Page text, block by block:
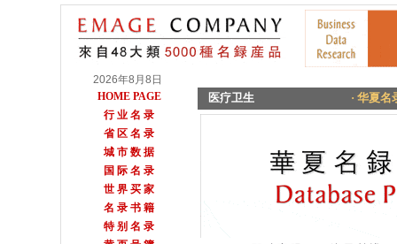
2026年8月8日
HOME PAGE
行 业 名 录
省 区 名 录
城 市 数 据
国 际 名 录
世 界 买 家
名 录 书 籍
特 别 名 录
医疗卫生 · 华夏